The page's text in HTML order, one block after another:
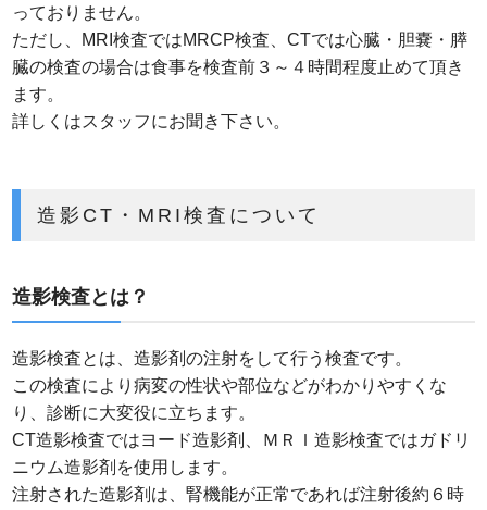
っておりません。
ただし、MRI検査ではMRCP検査、CTでは心臓・胆嚢・膵
臓の検査の場合は食事を検査前３～４時間程度止めて頂き
ます。
詳しくはスタッフにお聞き下さい。
造影CT・MRI検査について
造影検査とは？
造影検査とは、造影剤の注射をして行う検査です。
この検査により病変の性状や部位などがわかりやすくな
り、診断に大変役に立ちます。
CT造影検査ではヨード造影剤、ＭＲＩ造影検査ではガドリ
ニウム造影剤を使用します。
注射された造影剤は、腎機能が正常であれば注射後約６時